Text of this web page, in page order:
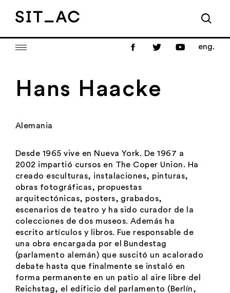
eng.
Hans Haacke
Alemania
Desde 1965 vive en Nueva York. De 1967 a
2002 impartió cursos en The Coper Union. Ha
creado esculturas, instalaciones, pinturas,
obras fotográficas, propuestas
arquitectónicas, posters, grabados,
escenarios de teatro y ha sido curador de la
colecciones de dos museos. Además ha
escrito artículos y libros. Fue responsable de
una obra encargada por el Bundestag
(parlamento alemán) que suscitó un acalorado
debate hasta que finalmente se instaló en
forma permanente en un patio al aire libre del
Reichstag, el edificio del parlamento (Berlín,